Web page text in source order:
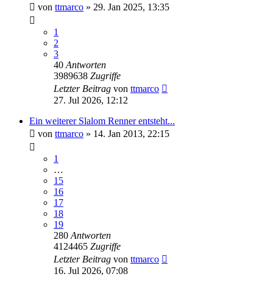
von ttmarco » 29. Jan 2025, 13:35
1
2
3
40 Antworten
3989638 Zugriffe
Letzter Beitrag von ttmarco
27. Jul 2026, 12:12
Ein weiterer Slalom Renner entsteht...
von ttmarco » 14. Jan 2013, 22:15
1
…
15
16
17
18
19
280 Antworten
4124465 Zugriffe
Letzter Beitrag von ttmarco
16. Jul 2026, 07:08